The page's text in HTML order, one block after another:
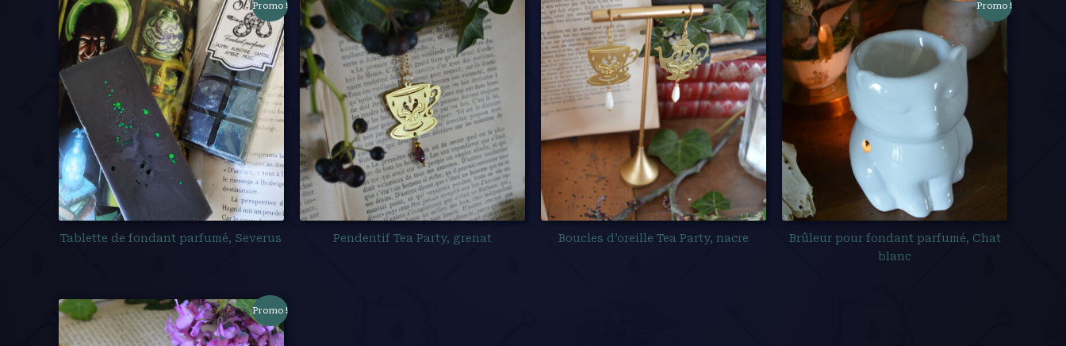
Promo !
Tablette de fondant parfumé, Severus Pendentif Tea Party, grenat Boucles d’oreille Tea Party, nacre
Promo !
Brûleur pour fondant parfumé, Chat
blanc
Promo !